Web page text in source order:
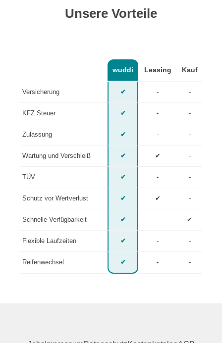
Unsere Vorteile
wuddi Leasing Kauf
Versicherung ✔ - -
KFZ Steuer ✔ - -
Zulassung ✔ - -
Wartung und Verschleiß ✔ ✔ -
TÜV ✔ - -
Schutz vor Wertverlust ✔ ✔ -
Schnelle Verfügbarkeit ✔ - ✔
Flexible Laufzeiten ✔ - -
Reifenwechsel ✔ - -